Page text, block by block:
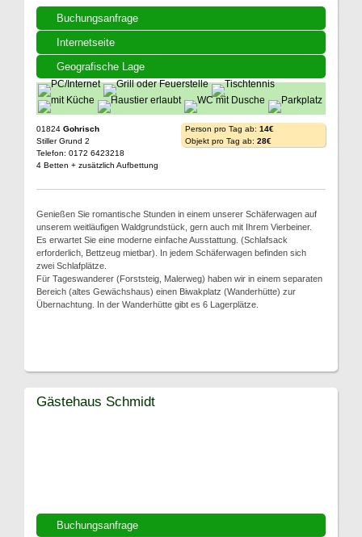
Buchungsanfrage
Internetseite
Geografische Lage
01824 Gohrisch
Stiller Grund 2
Telefon: 0172 6423218
4 Betten + zusätzlich Aufbettung
Person pro Tag ab: 14€
Objekt pro Tag ab: 28€
Genießen Sie romantische Stunden in einem unserer Schäferwagen auf
unserem weitläufigen Waldgrundstück, gern auch mit Ihrem Vierbeiner.
Es erwartet Sie eine moderne einfache Ausstattung. (Schlafsack
erforderlich, Bettzeug mietbar). In jedem Schäferwagen befinden sich
zwei Schlafplätze.
Für Tageswanderer (Forststeig, Malerweg) haben wir in einem separaten
Bereich (altes Gewächshaus) einen Biwakplatz (Wanderhütte) zur
Übernachtung. In der Wanderhütte gibt es 6 Lagerplätze.
Buchungsanfrage
Gästehaus Schmidt